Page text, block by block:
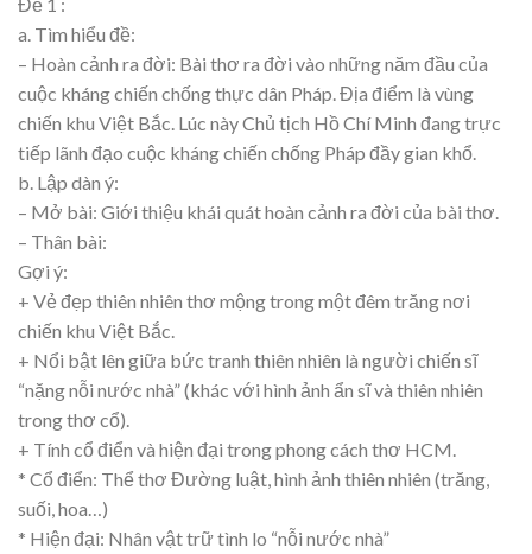
a. Tìm hiểu đề:
– Hoàn cảnh ra đời: Bài thơ ra đời vào những năm đầu của
cuộc kháng chiến chống thực dân Pháp. Địa điểm là vùng
chiến khu Việt Bắc. Lúc này Chủ tịch Hồ Chí Minh đang trực
tiếp lãnh đạo cuộc kháng chiến chống Pháp đầy gian khổ.
b. Lập dàn ý:
– Mở bài: Giới thiệu khái quát hoàn cảnh ra đời của bài thơ.
– Thân bài:
Gợi ý:
+ Vẻ đẹp thiên nhiên thơ mộng trong một đêm trăng nơi
chiến khu Việt Bắc.
+ Nổi bật lên giữa bức tranh thiên nhiên là người chiến sĩ
“nặng nỗi nước nhà” (khác với hình ảnh ẩn sĩ và thiên nhiên
trong thơ cổ).
+ Tính cổ điển và hiện đại trong phong cách thơ HCM.
* Cổ điển: Thể thơ Đường luật, hình ảnh thiên nhiên (trăng,
suối, hoa…)
* Hiện đại: Nhân vật trữ tình lo “nỗi nước nhà”